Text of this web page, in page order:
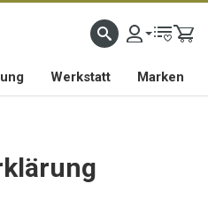
Werkstatt Marken